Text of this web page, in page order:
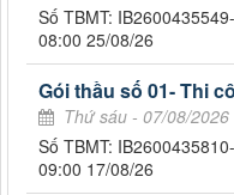
Số TBMT:
08:00 25/08/26
Gói thầu số 01- Thi
Thứ sáu - 07/08/2026
Số TBMT:
09:00 17/08/26